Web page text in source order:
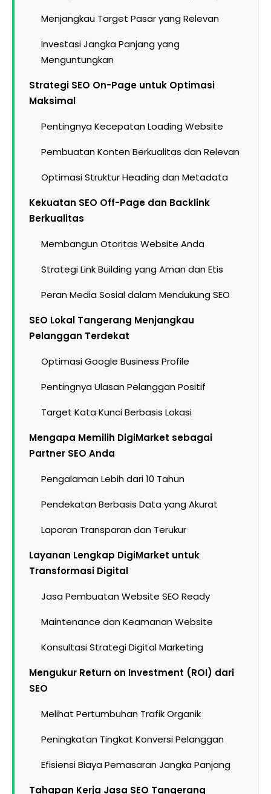
Menjangkau Target Pasar yang Relevan
Investasi Jangka Panjang yang
Menguntungkan
Strategi SEO On-Page untuk Optimasi
Maksimal
Pentingnya Kecepatan Loading Website
Pembuatan Konten Berkualitas dan Relevan
Optimasi Struktur Heading dan Metadata
Kekuatan SEO Off-Page dan Backlink
Berkualitas
Membangun Otoritas Website Anda
Strategi Link Building yang Aman dan Etis
Peran Media Sosial dalam Mendukung SEO
SEO Lokal Tangerang Menjangkau
Pelanggan Terdekat
Optimasi Google Business Profile
Pentingnya Ulasan Pelanggan Positif
Target Kata Kunci Berbasis Lokasi
Mengapa Memilih DigiMarket sebagai
Partner SEO Anda
Pengalaman Lebih dari 10 Tahun
Pendekatan Berbasis Data yang Akurat
Laporan Transparan dan Terukur
Layanan Lengkap DigiMarket untuk
Transformasi Digital
Jasa Pembuatan Website SEO Ready
Maintenance dan Keamanan Website
Konsultasi Strategi Digital Marketing
Mengukur Return on Investment (ROI) dari
SEO
Melihat Pertumbuhan Trafik Organik
Peningkatan Tingkat Konversi Pelanggan
Efisiensi Biaya Pemasaran Jangka Panjang
Tahapan Kerja Jasa SEO Tangerang